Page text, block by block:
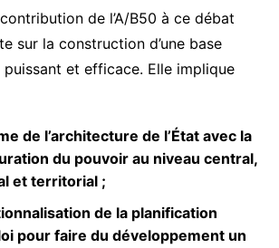
de l’A/B50 à ce débat
sur la construction d’une base
puissant et efficace. Elle implique
de l’architecture de l’État avec la
du pouvoir au niveau central,
et territorial ;
de la planification
pour faire du développement un